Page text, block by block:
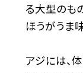
る大型のも
ほうがうま
アジには、